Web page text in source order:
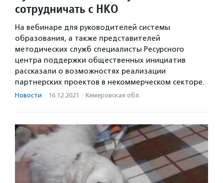
сотрудничать с НКО
На вебинаре для руководителей системы
образования, а также представителей
методических служб специалисты Ресурсного
центра поддержки общественных инициатив
рассказали о возможностях реализации
партнерских проектов в некоммерческом секторе.
Новости · 16.12.2021 · Кемеровская обл.